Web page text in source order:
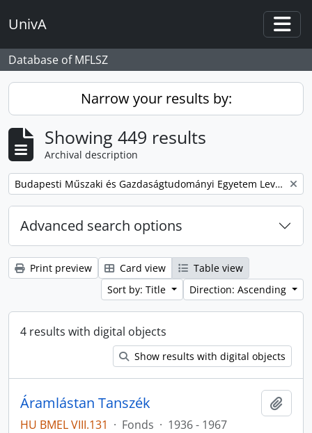
UnivA
Database of MFLSZ
Narrow your results by:
Showing 449 results
Archival description
Remove filter: Budapesti Műszaki és Gazdaságtudományi Egyetem Levéltárának iratanyaga
Advanced search options
Print preview Card view
Table view
Sort by: Title
Direction: Ascending
4 results with digital objects
Show results with digital objects
Áramlástan Tanszék
HU BMEL VIII.131 · Fonds · 1936 - 1967